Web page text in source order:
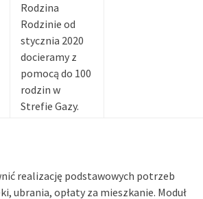
Rodzina
Rodzinie od
stycznia 2020
docieramy z
pomocą do 100
rodzin w
Strefie Gazy.
realizację podstawowych potrzeb
ubrania, opłaty za mieszkanie. Moduł